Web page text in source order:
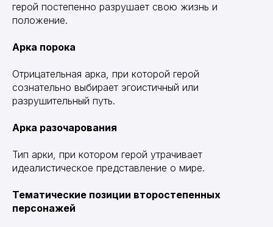
герой постепенно разрушает свою жизнь и
положение.
Арка порока
Отрицательная арка, при которой герой
сознательно выбирает эгоистичный или
разрушительный путь.
Арка разочарования
Тип арки, при котором герой утрачивает
идеалистическое представление о мире.
Тематические позиции второстепенных
персонажей